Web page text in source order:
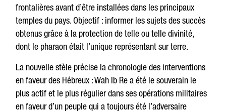
frontalières avant d’être installées dans les principaux
temples du pays. Objectif : informer les sujets des succès
obtenus grâce à la protection de telle ou telle divinité,
dont le pharaon était l’unique représentant sur terre.
La nouvelle stèle précise la chronologie des interventions
en faveur des Hébreux : Wah Ib Re a été le souverain le
plus actif et le plus régulier dans ses opérations militaires
en faveur d’un peuple qui a toujours été l’adversaire